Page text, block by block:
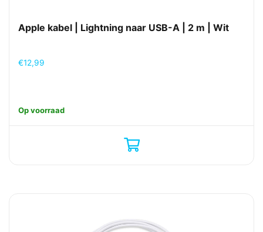
Apple kabel | Lightning naar USB-A | 2 m | Wit
€12,99
Op voorraad